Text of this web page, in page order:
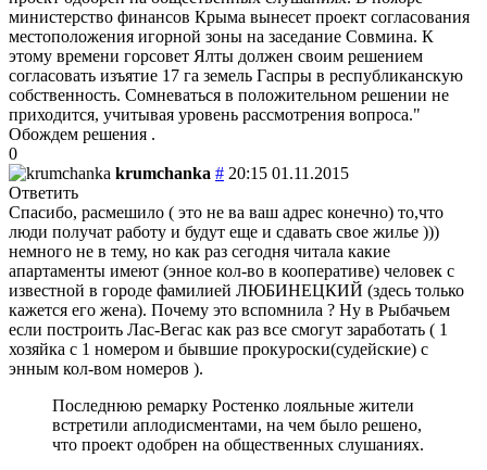
министерство финансов Крыма вынесет проект согласования
местоположения игорной зоны на заседание Совмина. К
этому времени горсовет Ялты должен своим решением
согласовать изъятие 17 га земель Гаспры в республиканскую
собственность. Сомневаться в положительном решении не
приходится, учитывая уровень рассмотрения вопроса."
Обождем решения .
0
krumchanka # 20:15 01.11.2015
Ответить
Спасибо, расмешило ( это не ва ваш адрес конечно) то,что
люди получат работу и будут еще и сдавать свое жилье )))
немного не в тему, но как раз сегодня читала какие
апартаменты имеют (энное кол-во в кооперативе) человек с
известной в городе фамилией ЛЮБИНЕЦКИЙ (здесь только
кажется его жена). Почему это вспомнила ? Ну в Рыбачьем
если построить Лас-Вегас как раз все смогут заработать ( 1
хозяйка с 1 номером и бывшие прокуроски(судейские) с
энным кол-вом номеров ).
Последнюю ремарку Ростенко лояльные жители
встретили аплодисментами, на чем было решено,
что проект одобрен на общественных слушаниях.